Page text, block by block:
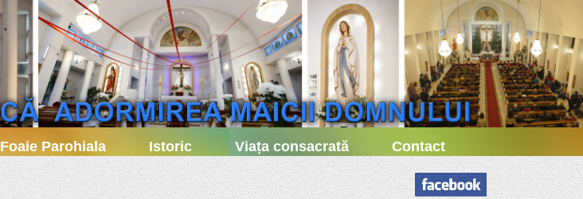
Foaie Parohiala Istoric Viața consacrată Contact